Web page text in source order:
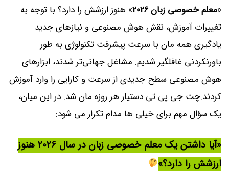
«معلم خصوصی زبان 2026
» هنوز ارزشش را دارد؟ با توجه به
تغییرات آموزش، نقش هوش مصنوعی و نیازهای جدید
یادگیری همه مان با سرعت پیشرفت تکنولوژی به طور
باورنکردنی غافلگیر شدیم. مشاغل جهانی‌تر شدند، ابزارهای
هوش مصنوعی سطح جدیدی از سرعت و کارایی را وارد آموزش
کردند.چت جی پی تی دستیار هر روزه مان شد. در این میان،
یک سؤال مهم برای خیلی ها مدام تکرار می شود:
«آیا داشتن یک معلم خصوصی زبان در سال 2026 هنوز
ارزشش را دارد؟»